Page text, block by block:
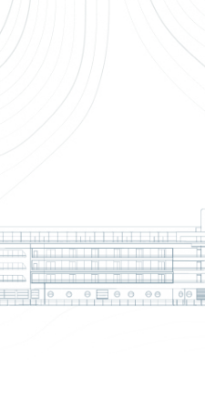
VOUS NE RÉSIDEZ PAS
MIRAMAR LA CIGALE
RÉSERVER SUR AQUAO